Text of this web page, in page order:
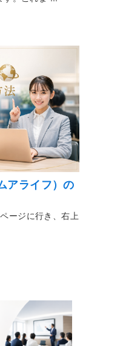
アライフ）の
ージに行き、右上